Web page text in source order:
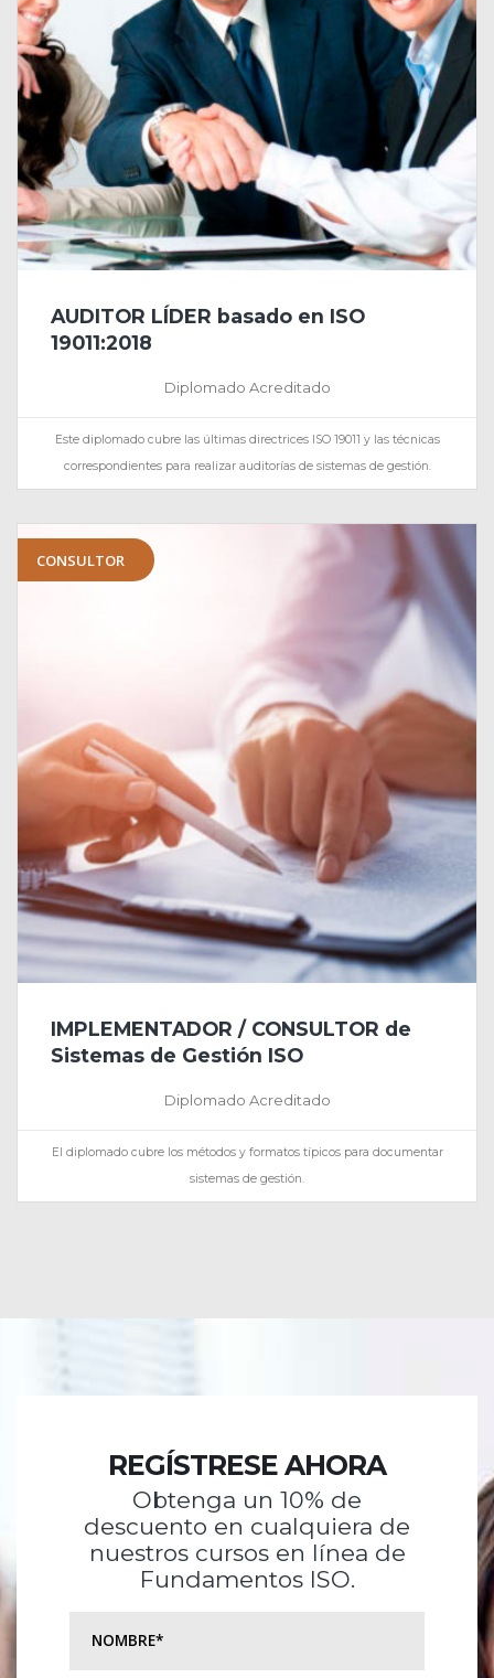
AUDITOR LÍDER basado en ISO
19011:2018
Diplomado Acreditado
Este diplomado cubre las últimas directrices ISO 19011 y las técnicas
correspondientes para realizar auditorías de sistemas de gestión.
IMPLEMENTADOR / CONSULTOR de
Sistemas de Gestión ISO
Diplomado Acreditado
CONSULTOR
El diplomado cubre los métodos y formatos típicos para documentar
sistemas de gestión.
REGÍSTRESE AHORA
Obtenga un 10% de
descuento en cualquiera de
nuestros cursos en línea de
Fundamentos ISO.